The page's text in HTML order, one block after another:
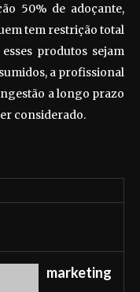
50% de adoçante,
tem restrição total
produtos sejam
a profissional
a longo prazo
considerado.
marketing